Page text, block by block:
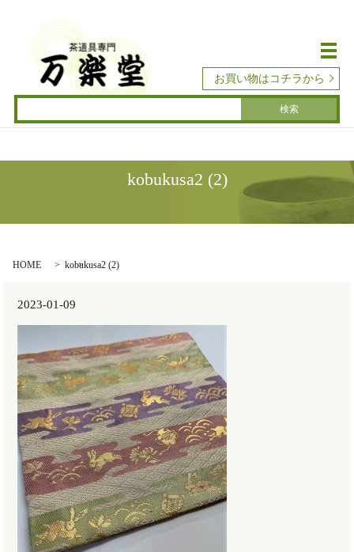
メ
お買い物はコチラから
kobukusa2 (2)
HOME kobukusa2 (2)
2023-01-09